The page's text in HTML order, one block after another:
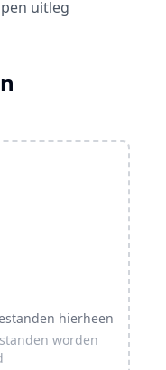
uitleg
hierheen
worden